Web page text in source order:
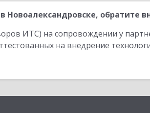
обратите
ИТС) на сопровождении у
на внедрение